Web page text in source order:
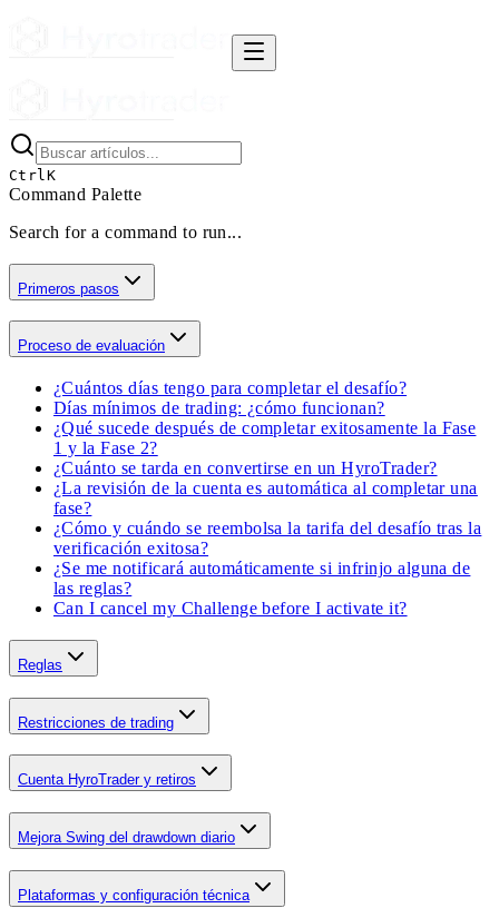
CtrlK
Command Palette
Search for a command to run...
Primeros pasos
Proceso de evaluación
¿Cuántos días tengo para completar el desafío?
Días mínimos de trading: ¿cómo funcionan?
¿Qué sucede después de completar exitosamente la Fase
1 y la Fase 2?
¿Cuánto se tarda en convertirse en un HyroTrader?
¿La revisión de la cuenta es automática al completar una
fase?
¿Cómo y cuándo se reembolsa la tarifa del desafío tras la
verificación exitosa?
¿Se me notificará automáticamente si infrinjo alguna de
las reglas?
Can I cancel my Challenge before I activate it?
Reglas
Restricciones de trading
Cuenta HyroTrader y retiros
Mejora Swing del drawdown diario
Plataformas y configuración técnica